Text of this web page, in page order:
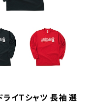
イTシャツ 長袖 選